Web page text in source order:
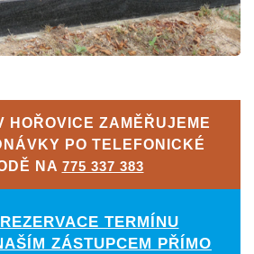
HOŘOVICE ZAMĚŘUJEME
PO TELEFONICKÉ
NA 775 337 383
TERMÍNU
ZÁSTUPCEM PŘÍMO